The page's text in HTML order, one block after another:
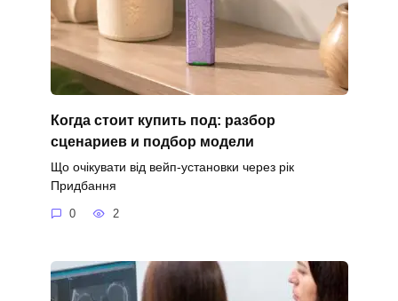
Когда стоит купить под: разбор
сценариев и подбор модели
Що очікувати від вейп-установки через рік
Придбання
0 2